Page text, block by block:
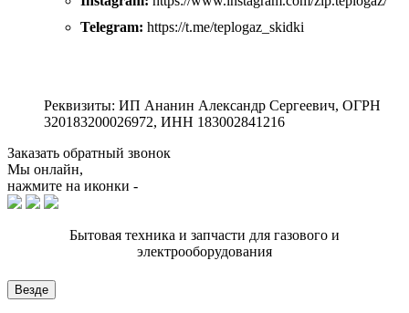
Telegram: https://t.me/teplogaz_skidki
Реквизиты: ИП Ананин Александр Сергеевич, ОГРН
320183200026972, ИНН 183002841216
Заказать обратный звонок
Мы онлайн,
нажмите на иконки -
Бытовая техника и запчасти для газового и
электрооборудования
Везде